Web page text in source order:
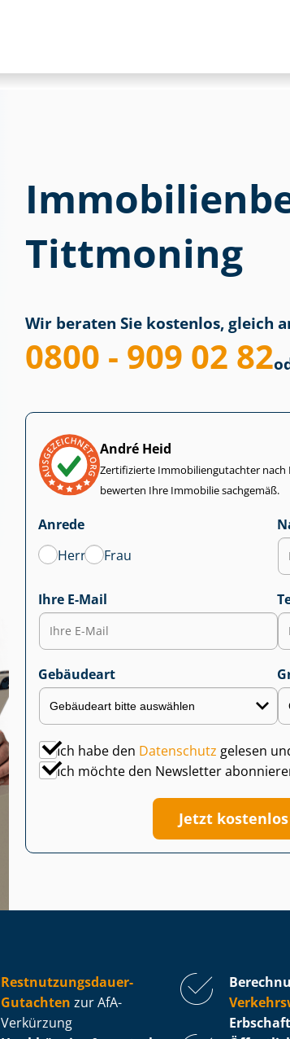
Tittmoning
Wir beraten Sie kostenlos, gleich
0800 - 909 02 82
André Heid
Zertifizierte Im­mo­bi­li­en­gut­ach­ter nach
bewerten Ihre Immobilie sachgemäß.
Anrede
Herr
Frau
Ihre E-Mail
Gebäudeart
Ich habe den Datenschutz gelesen
Ich möchte den Newsletter
Jetzt
Rest­nut­zungs­dau­er-
Gutachten zur AfA-
Verkürzung
Erbschaft